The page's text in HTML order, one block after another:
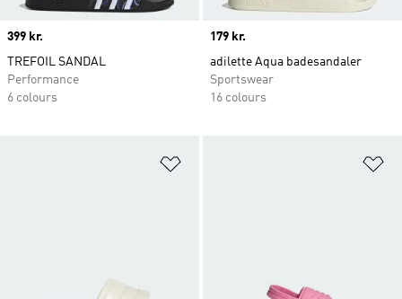
Price
399 kr.
TREFOIL SANDAL
Performance
6 colours
Price
179 kr.
adilette Aqua badesandaler
Sportswear
16 colours